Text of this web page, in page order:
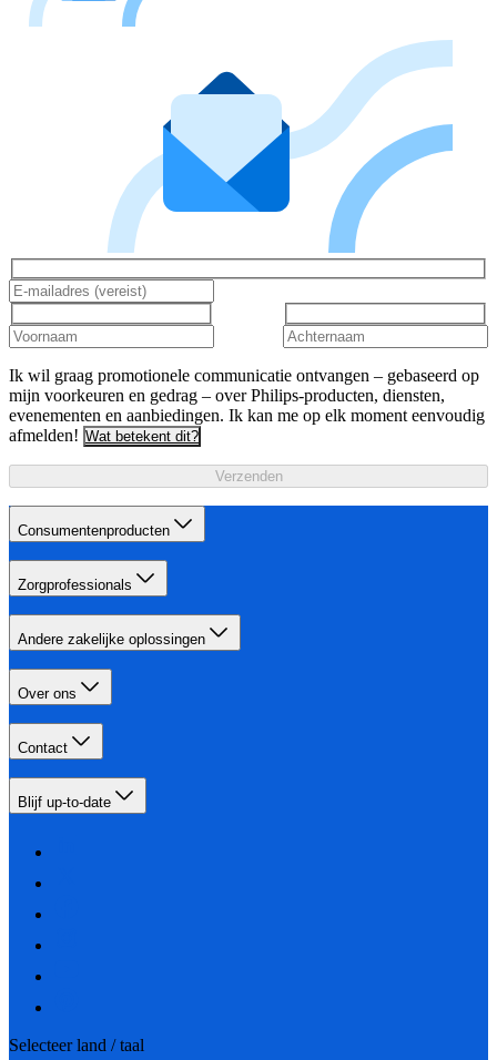
Ik wil graag promotionele communicatie ontvangen – gebaseerd op
mijn voorkeuren en gedrag – over Philips-producten, diensten,
evenementen en aanbiedingen. Ik kan me op elk moment eenvoudig
afmelden! Wat betekent dit?
Verzenden
Consumentenproducten
Zorgprofessionals
Andere zakelijke oplossingen
Over ons
Contact
Blijf up-to-date
Selecteer land / taal